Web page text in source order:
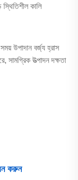
কালি
উপাদান বর্জ্য হ্রাস
সামগ্রিক উত্পাদন দক্ষতা
করুন